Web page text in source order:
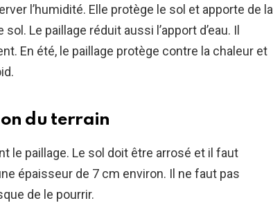
l’humidité. Elle protège le sol et apporte de la
Le paillage réduit aussi l’apport d’eau. Il
En été, le paillage protège contre la chaleur et
du terrain
le paillage. Le sol doit être arrosé et il faut
épaisseur de 7 cm environ. Il ne faut pas
de le pourrir.